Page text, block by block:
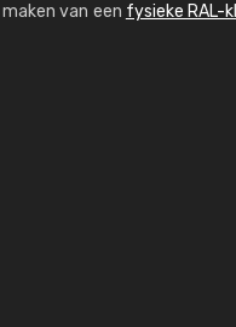
van een fysieke RAL-